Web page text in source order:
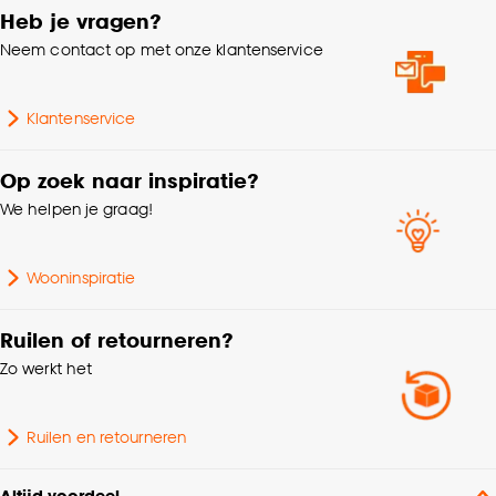
geschikt voor
Zwenkwielen type W
oppervlaktevloerverwarmi
Producteigenschappen
Eenvoudig in onderhoud,
Eenvoudig te leggen,
Heb je vragen?
Neem contact op met onze klantenservice
Klantenservice
Op zoek naar inspiratie?
We helpen je graag!
Wooninspiratie
Ruilen of retourneren?
Zo werkt het
Ruilen en retourneren